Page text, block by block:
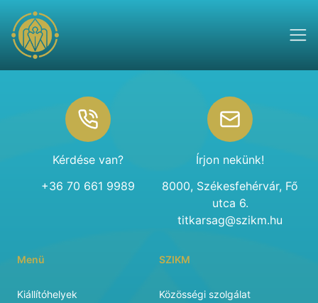
Kérdése van?
+36 70 661 9989
Írjon nekünk!
8000, Székesfehérvár, Fő
utca 6.
titkarsag@szikm.hu
Menü
Kiállítóhelyek
SZIKM
Közösségi szolgálat